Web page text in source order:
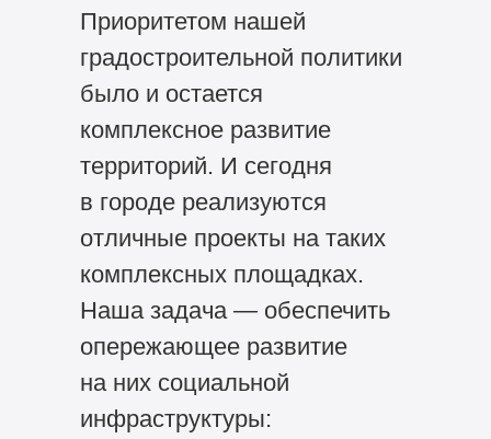
Приоритетом нашей
градостроительной политики
было и остается
комплексное развитие
территорий. И сегодня
в городе реализуются
отличные проекты на таких
комплексных площадках.
Наша задача — обеспечить
опережающее развитие
на них социальной
инфраструктуры: